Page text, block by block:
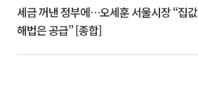
세금 꺼낸 정부에…오세훈 서울시장 “집값
해법은 공급” [종합]